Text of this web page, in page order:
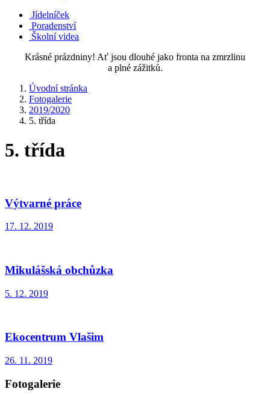
Jídelníček
Poradenství
Školní videa
Krásné prázdniny! Ať jsou dlouhé jako fronta na zmrzlinu
a plné zážitků.
Úvodní stránka
Fotogalerie
2019/2020
5. třída
5. třída
Výtvarné práce
17. 12. 2019
Mikulášská obchůzka
5. 12. 2019
Ekocentrum Vlašim
26. 11. 2019
Fotogalerie